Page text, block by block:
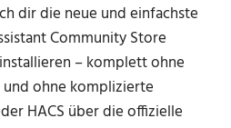
dir die neue und einfachste
Community Store
– komplett ohne
ohne komplizierte
HACS über die offizielle